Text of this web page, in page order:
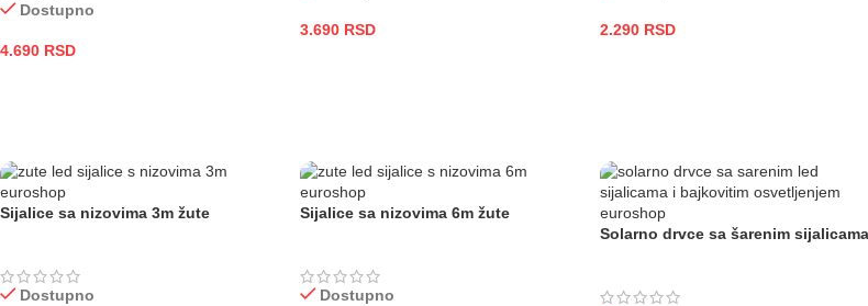
Dostupno
4.690 RSD
3.690 RSD 2.290 RSD
Sijalice sa nizovima 3m žute
Dostupno
Sijalice sa nizovima 6m žute
Dostupno
Solarno drvce sa šarenim sijalicama